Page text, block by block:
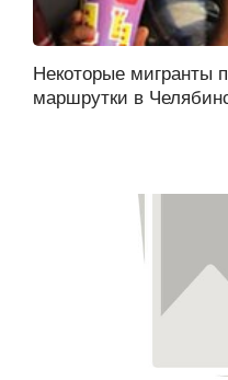
Некоторые мигранты
маршрутки в